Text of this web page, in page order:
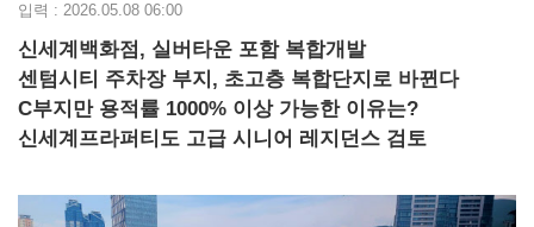
입력 : 2026.05.08 06:00
신세계백화점, 실버타운 포함 복합개발
센텀시티 주차장 부지, 초고층 복합단지로 바뀐다
C부지만 용적률 1000% 이상 가능한 이유는?
신세계프라퍼티도 고급 시니어 레지던스 검토